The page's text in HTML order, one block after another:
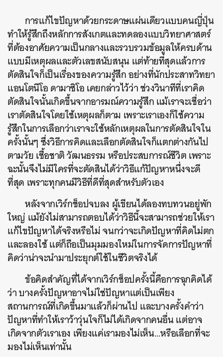
การแก้ไขปัญหาด้วยกระดาษแผ่นเดียวแบบคนญี่ปุ่น
ทำให้รู้สึกถึงหลักการสังเกตและทดลองแบบวิทยาศาสตร์
ที่ต้องอาศัยความเป็นกลางและรวบรวมข้อมูลให้ครบด้าน
แบบมีเหตุผลและตัวเลขสนับสนุน แต่ท้ายที่สุดแล้วการ
ตัดสินใจก็เป็นเรื่องของความรู้สึก อย่างที่นักประสาทวิทยา
แอนโตนีโอ ดามาซิโอ เคยกล่าวไว้ว่า ช่วงวินาทีที่เราคิด
ตัดสินใจนั้นเกิดขึ้นจากอารมณ์ความรู้สึก แม้เราจะเชื่อว่า
เราตัดสินใจโดยใช้เหตุผลก็ตาม เพราะเราเองก็ใช้ความ
รู้สึกในการเลือกว่าเราจะใช้หลักเหตุผลในการตัดสินใจใน
ครั้งนั้นๆ ซึ่งวิธีการคิดและเลือกตัดสินใจก็แตกต่างกันไป
ตามวัย เชื้อชาติ วัฒนธรรม หรือประสบการณ์ชีวิต เพราะ
ฉะนั้นจึงไม่มีใครที่จะตัดสินได้ว่าวิธีแก้ปัญหาหนึ่งจะดี
ที่สุด เพราะทุกคนมีวิธีที่ดีที่สุดสำหรับตัวเอง
หลังจากเวิร์กช็อปจบลง ผู้เขียนได้ลองทบทวนอยู่พัก
ใหญ่ แม้ยังไม่สามารถตอบได้ว่าวิธีนี้จะสามารถช่วยให้เรา
แก้ไขปัญหาได้จริงหรือไม่ จนกว่าจะเกิดปัญหาที่คิดไม่ตก
และลองใช้ แต่ก็ถือเป็นมุมมองใหม่ในการจัดการปัญหาที่
คิดว่าน่าจะนำมาประยุกต์ใช้ในชีวิตจริงได้
ข้อคิดสำคัญที่ได้จากเวิร์กช็อปครั้งนี้คือการฉุกคิดได้
ว่า บางครั้งปัญหาอาจไม่ใช่ปัญหาแต่เป็นเพียง
สถานการณ์ที่เกิดขึ้นมาแล้วก็ผ่านไป และบางครั้งคำว่า
ปัญหาที่ทำให้เราว้าวุ่นใจก็ไม่ได้เกิดจากคนอื่น แต่อาจ
เกิดจากตัวเราเอง เพียงแค่เรามองไม่เห็น…หรือเลือกที่จะ
มองไม่เห็นเท่านั้น